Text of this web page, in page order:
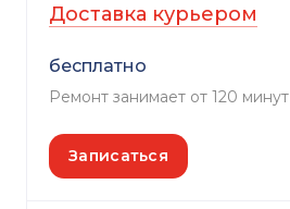
Доставка курьером
бесплатно
Ремонт занимает от 120 минут
Записаться